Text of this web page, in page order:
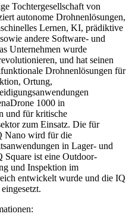
Tochtergesellschaft von
autonome Drohnenlösungen,
Lernen, KI, prädiktive
andere Software- und
Unternehmen wurde
und hat seinen
Drohnenlösungen für
Ortung,
1000 in
und für kritische
zum Einsatz. Die für
Nano wird für die
in Lager- und
Square ist eine Outdoor-
und Inspektion im
entwickelt wurde und die IQ